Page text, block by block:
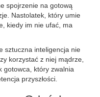
spojrzenie na gotową
Nastolatek, który umie
kiedy im nie ufać, ma
sztuczna inteligencja nie
korzystać z niej mądrze,
gotowca, który zwalnia
przyszłości.